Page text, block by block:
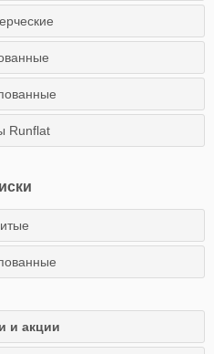
Runflat
и акции